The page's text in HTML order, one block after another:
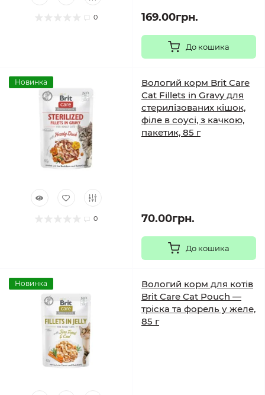
0 169.00грн.
До кошика
Новинка
0
Вологий корм Brit Care
Cat Fillets in Gravy для
стерилізованих кішок,
філе в соусі, з качкою,
пакетик, 85 г
70.00грн.
До кошика
Новинка
Вологий корм для котів
Brit Care Cat Pouch —
тріска та форель у желе,
85 г